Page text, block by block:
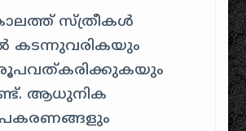
സ്ത്രീകൾ
കടന്നുവരികയും
രൂപവത്കരിക്കുകയും
ആധുനിക